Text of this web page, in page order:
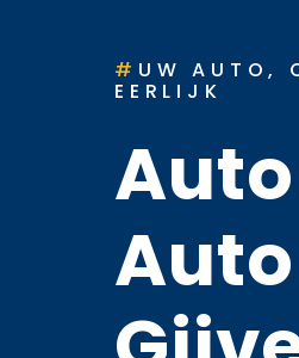
# UW AUTO,
EERLIJK